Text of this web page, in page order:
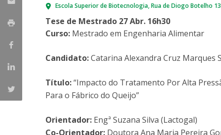
Parcerias Estratégicas
Iniciativas Nacionais
O que dizem sobre a ESB
Clube de Inovação e Conhecimento
Escola Superior de Biotecnologia Rua de Diogo Botelho
Tese de Mestrado 27 Abr. 16h30
Curso: Mestrado em Engenharia Alimentar
Candidato:Catarina Alexandra Cruz Marques
Título:“Impacto do Tratamento Por Alta
Para o Fábrico do Queijo”
Orientador: Engª Suzana Silva (Lactogal)
Co-Orientador: Doutora Ana Maria Pereira